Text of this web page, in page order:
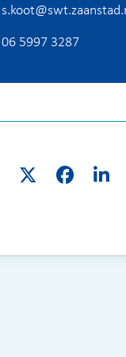
06 5997 3287